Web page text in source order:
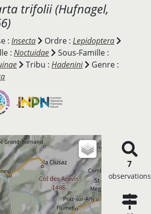
trifolii(Hufnagel,
:Insecta Ordre :Lepidoptera
:Noctuidae
Sous-Famille :
Tribu :Hadenini
Genre :
7
observations